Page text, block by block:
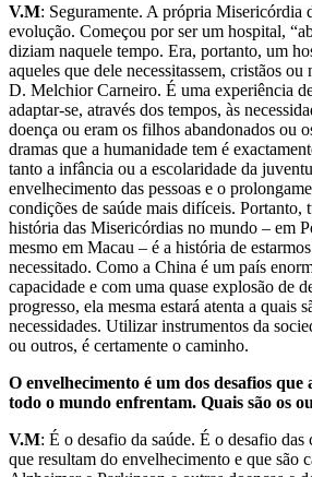
V.M: Seguramente. A própria Misericórdia
evolução. Começou por ser um hospital,
diziam naquele tempo. Era, portanto, um
aqueles que dele necessitassem, cristãos
D. Melchior Carneiro. É uma experiência
adaptar-se, através dos tempos, às
doença ou eram os filhos abandonados ou
dramas que a humanidade tem é
tanto a infância ou a escolaridade da
envelhecimento das pessoas e o
condições de saúde mais difíceis. Portanto,
história das Misericórdias no mundo – em
mesmo em Macau – é a história de
necessitado. Como a China é um país
capacidade e com uma quase explosão de
progresso, ela mesma estará atenta a quais
necessidades. Utilizar instrumentos da
ou outros, é certamente o caminho.
O envelhecimento é um dos desafios
todo o mundo enfrentam. Quais são os
V.M: É o desafio da saúde. É o desafio das
que resultam do envelhecimento e que são